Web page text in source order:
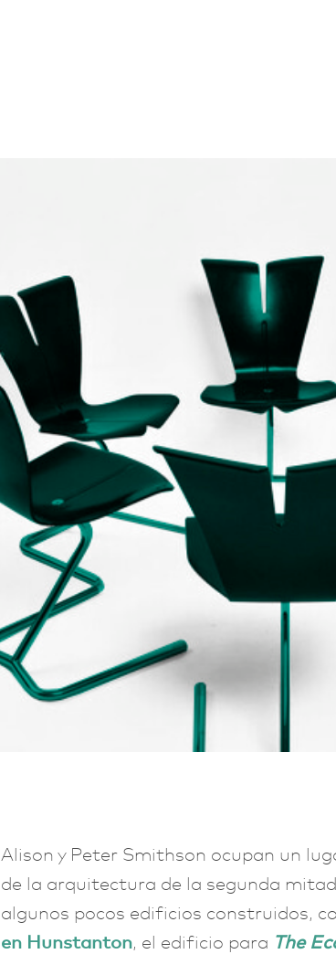
Alison y Peter Smithson ocupan un
de la arquitectura de la segunda
algunos pocos edificios construidos,
en Hunstanton, el edificio para The